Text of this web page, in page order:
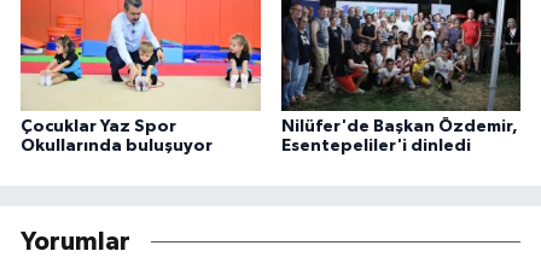
Çocuklar Yaz Spor
Okullarında buluşuyor
Nilüfer'de Başkan Özdemir,
Esentepeliler'i dinledi
Yorumlar